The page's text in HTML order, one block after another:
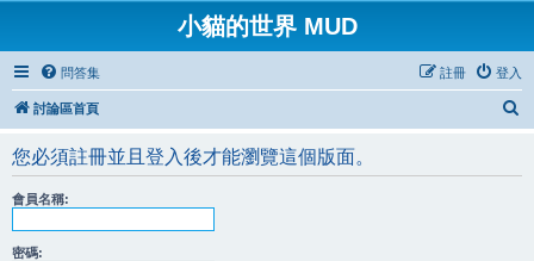
小貓的世界 MUD
問答集 登入
註冊
討論區首頁
您必須註冊並且登入後才能瀏覽這個版面。
會員名稱:
密碼: